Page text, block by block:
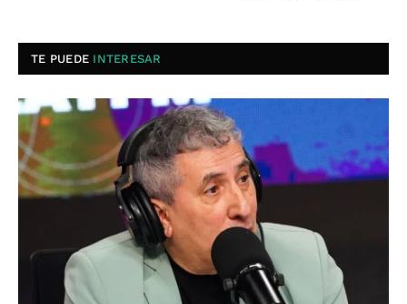
TE PUEDE INTERESAR